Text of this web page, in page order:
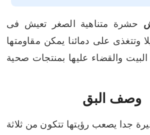
حشرة متناهية الصغر تعيش فى
وتتغذى على دمائنا يمكن مقاومتها
والقضاء عليها بمنتجات صحية
وصف البق
جدا يصعب رؤيتها تتكون من ثلاثة